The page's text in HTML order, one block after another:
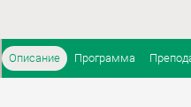
Описание Программа